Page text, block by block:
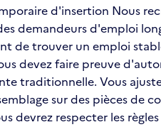
d'insertion Nous
demandeurs d'emploi
de trouver un emploi
devez faire preuve
traditionnelle. Vous
sur des pièces de
devrez respecter les